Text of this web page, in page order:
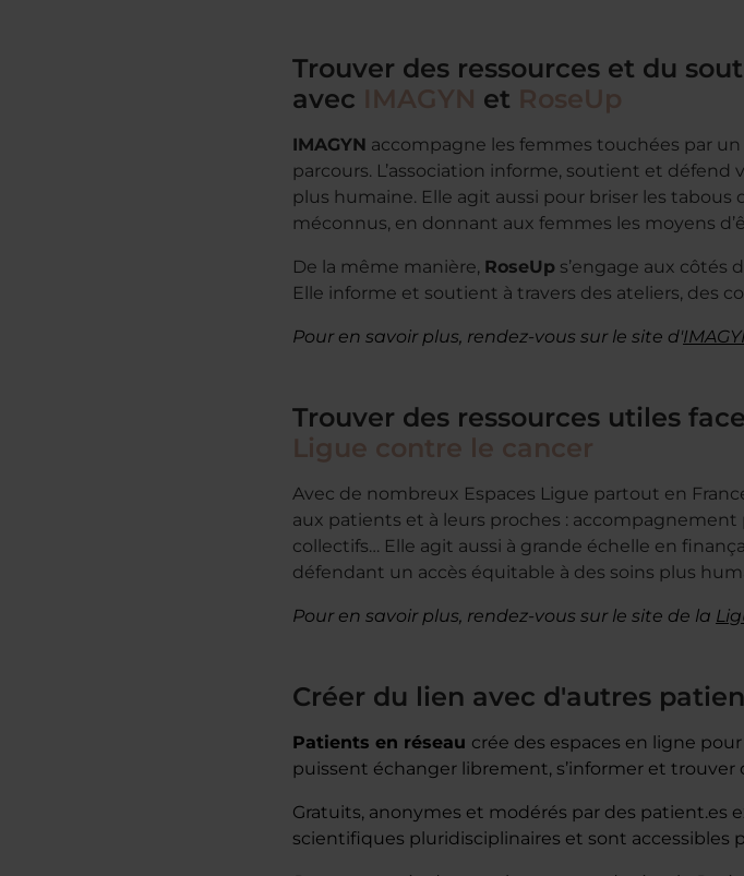
Trouver des ressources et du
avec IMAGYN et RoseUp
IMAGYN accompagne les femmes touchées par
parcours. L’association informe, soutient et
plus humaine. Elle agit aussi pour briser les
méconnus, en donnant aux femmes les moyens
De la même manière, RoseUp s’engage aux côtés
Elle informe et soutient à travers des ateliers, des
Pour en savoir plus, rendez-vous sur le site d'
Trouver des ressources utiles
Ligue contre le cancer
Avec de nombreux Espaces Ligue partout en
aux patients et à leurs proches :
collectifs… Elle agit aussi à grande échelle en
défendant un accès équitable à des soins plus
Pour en savoir plus, rendez-vous sur le site de la
Créer du lien avec d'autres
Patients en réseau crée des espaces en ligne
puissent échanger librement, s’informer et trouver
Gratuits, anonymes et modérés par des patient.es
scientifiques pluridisciplinaires et sont